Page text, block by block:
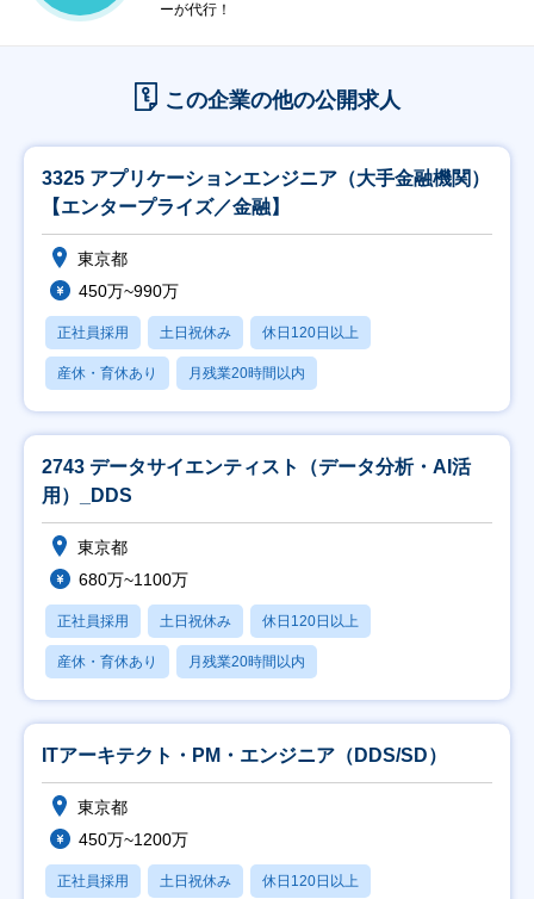
ーが代行！
この企業の他の公開求人
3325 アプリケーションエンジニア（大手金融機関）
【エンタープライズ／金融】
東京都
450万~990万
正社員採用 土日祝休み 休日120日以上
産休・育休あり 月残業20時間以内
2743 データサイエンティスト（データ分析・AI活
用）_DDS
東京都
680万~1100万
正社員採用 土日祝休み 休日120日以上
産休・育休あり 月残業20時間以内
ITアーキテクト・PM・エンジニア（DDS/SD）
東京都
450万~1200万
正社員採用 土日祝休み 休日120日以上